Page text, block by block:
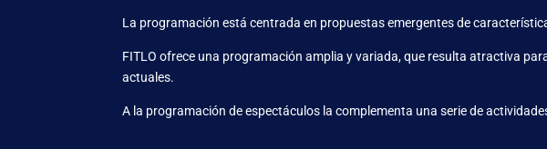
La programación está centrada en propuestas emergentes de
FITLO ofrece una programación amplia y variada, que resulta atractiva
actuales.
A la programación de espectáculos la complementa una serie de